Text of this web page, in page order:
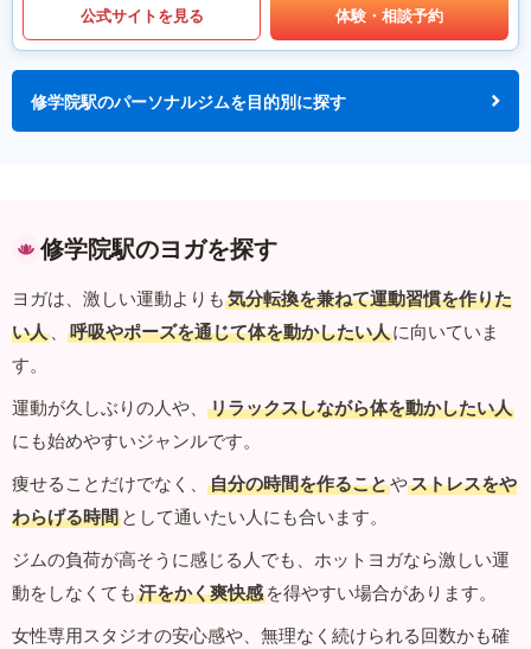
公式サイトを見る 体験・相談予約
修学院駅のパーソナルジムを目的別に探す
修学院駅のヨガを探す
ヨガは、激しい運動よりも 気分転換を兼ねて運動習慣を作りた
い人 、 呼吸やポーズを通じて体を動かしたい人に向いていま
す。
運動が久しぶりの人や、
リラックスしながら体を動かしたい人
にも始めやすいジャンルです。
痩せることだけでなく、
自分の時間を作ることやストレスをや
わらげる時間 として通いたい人にも合います。
ジムの負荷が高そうに感じる人でも、ホットヨガなら激しい運
動をしなくても 汗をかく爽快感 を得やすい場合があります。
女性専用スタジオの安心感や、無理なく続けられる回数かも確